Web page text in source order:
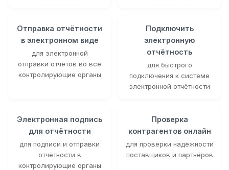
Отправка отчётности
в электронном виде
для электронной
отправки отчётов во все
контролирующие органы
Подключить
электронную
отчётность
для быстрого
подключения к системе
электронной отчётности
Электронная подпись
для отчётности
для подписи и отправки
отчётности в
контролирующие органы
Проверка
контрагентов онлайн
для проверки надёжности
поставщиков и партнёров